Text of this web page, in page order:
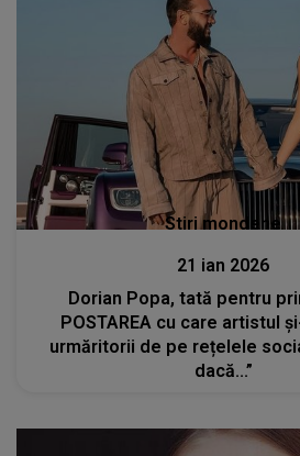
Stiri mondene
21 ian 2026
Dorian Popa, tată pentru
POSTAREA cu care artistul
urmăritorii de pe rețelele
dacă...”